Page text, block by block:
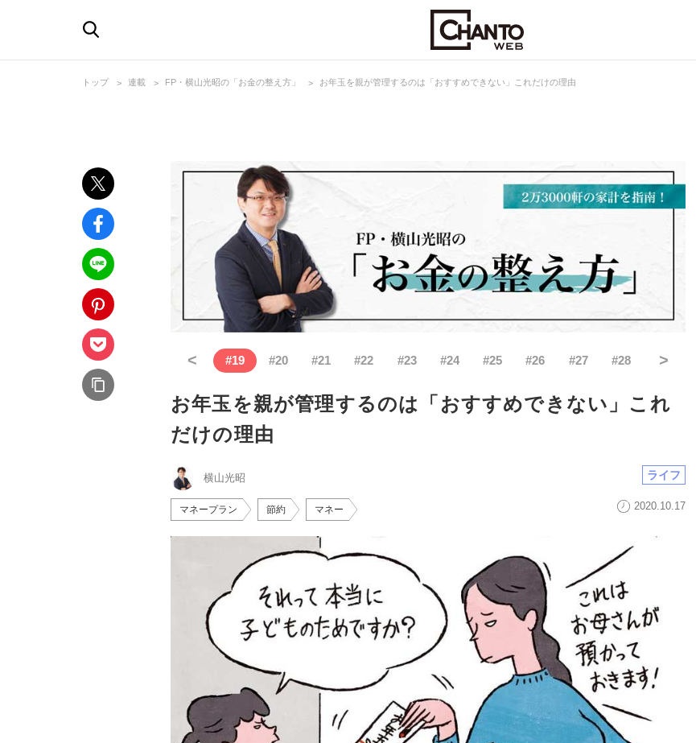
トップ 連載 FP・横山光昭の「お金の整え方」 お年玉を親が管理するのは「おすすめできない」これだけの理由
< #19 #20 #21 #22 #23 #24 #25 #26 #27 #28 >
お年玉を親が管理するのは「おすすめできない」これ
だけの理由
横山光昭 ライフ
マネープラン 節約 マネー 2020.10.17